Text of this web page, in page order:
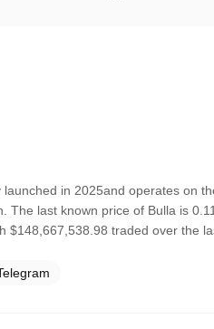
in 2025and operates on
The last known price of Bulla is
$148,667,538.98 traded over the